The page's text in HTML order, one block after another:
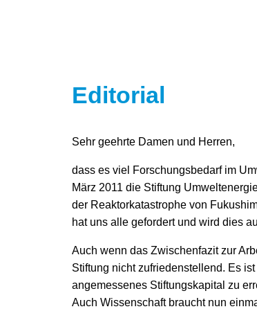
Editorial
Sehr geehrte Damen und Herren,
dass es viel Forschungsbedarf im
März 2011 die Stiftung
der Reaktorkatastrophe von
hat uns alle gefordert und wird dies
Auch wenn das Zwischenfazit zur
Stiftung nicht zufriedenstellend. Es
angemessenes Stiftungskapital zu
Auch Wissenschaft braucht nun